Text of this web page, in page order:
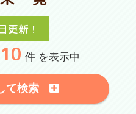
更新！
10 件 を表示中
て検索